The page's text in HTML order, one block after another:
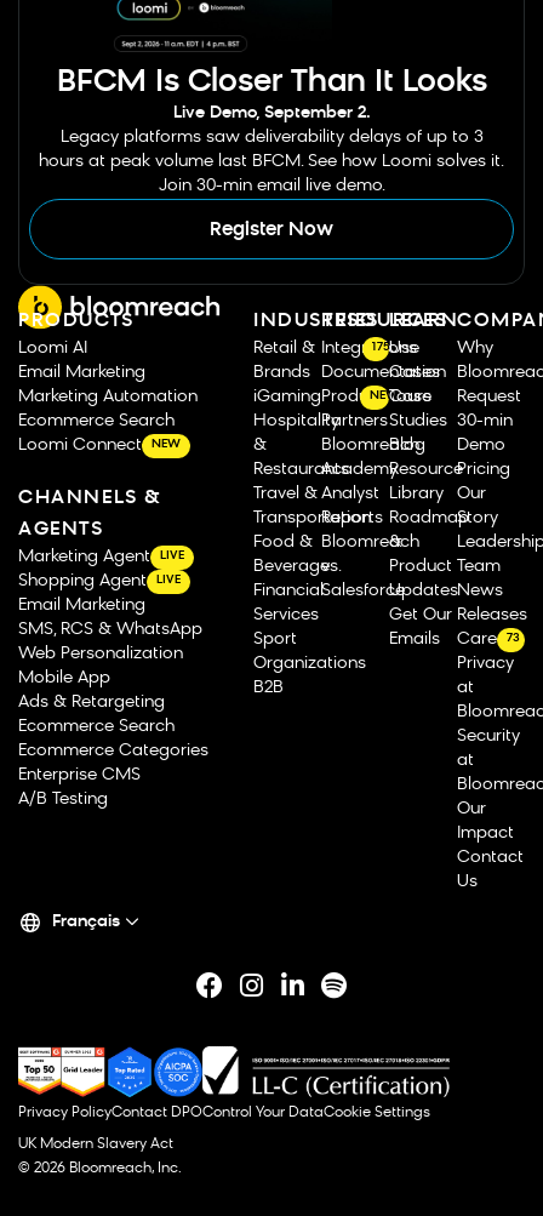
BFCM Is Closer Than It Looks
Live Demo, September 2.
Legacy platforms saw deliverability delays of up to 3
hours at peak volume last BFCM. See how Loomi solves it.
Join 30-min email live demo.
Register Now
PRODUCTS
Loomi AI
Email Marketing
Marketing Automation
Ecommerce Search
Loomi Connect
NEW
CHANNELS &
AGENTS
Marketing Agent LIVE
Shopping Agent LIVE
Email Marketing
SMS, RCS & WhatsApp
Web Personalization
Mobile App
Ads & Retargeting
Ecommerce Search
Ecommerce Categories
Enterprise CMS
A/B Testing
INDUSTRIES
Retail &
Brands
iGaming
Hospitality
&
Restaurants
Travel &
Transportation
Food &
Beverage
Financial
Services
Sport
Organizations
B2B
RESOURCES
Integrations
175
Documentation
Product Tours
NEW
Partners
Bloomreach
Academy
Analyst
Reports
Bloomreach
vs.
Salesforce
LEARN
Use
Cases
Case
Studies
Blog
Resource
Library
Roadmap
&
Product
Updates
Get Our
Emails
Why
Request
30-min
Demo
Pricing
Our
Story
Team
News
Releases
Careers
73
Privacy
at
Security
at
Our
Impact
Contact
Us
Français
© 2026 Bloomreach, Inc.
Privacy PolicyContact DPOControl Your DataCookie Settings
UK Modern Slavery Act